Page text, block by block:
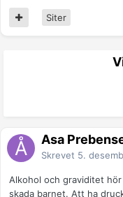
Siter
Åsa
Skrevet 5.
Alkohol och graviditet
skada barnet. Att ha